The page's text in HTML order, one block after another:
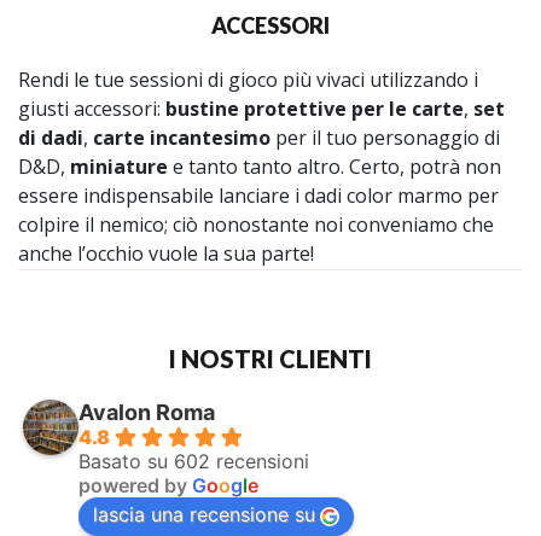
ACCESSORI
Rendi le tue sessioni di gioco più vivaci utilizzando i
giusti accessori: bustine protettive per le carte, set
di dadi, carte incantesimo per il tuo personaggio di
D&D, miniature e tanto tanto altro. Certo, potrà non
essere indispensabile lanciare i dadi color marmo per
colpire il nemico; ciò nonostante noi conveniamo che
anche l’occhio vuole la sua parte!
I NOSTRI CLIENTI
Avalon Roma
4.8
Basato su 602 recensioni
powered byGoogle
lascia una recensione su